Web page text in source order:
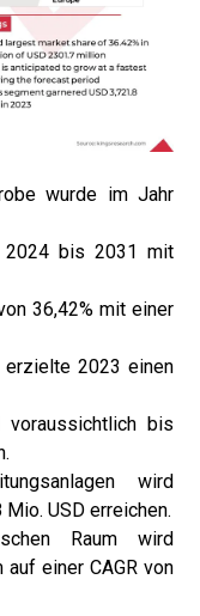
wurde im Jahr
2024 bis 2031 mit
36,42% mit einer
erzielte 2023 einen
bis
wird
USD erreichen.
Raum wird
einer CAGR von